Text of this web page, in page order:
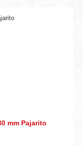
mm Pajarito